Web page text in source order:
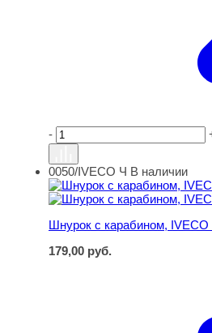
-
Шнурок с карабином, IVECO
0050/IVECO Ч В наличии
Шнурок с карабином, IVECO
179,00 руб.